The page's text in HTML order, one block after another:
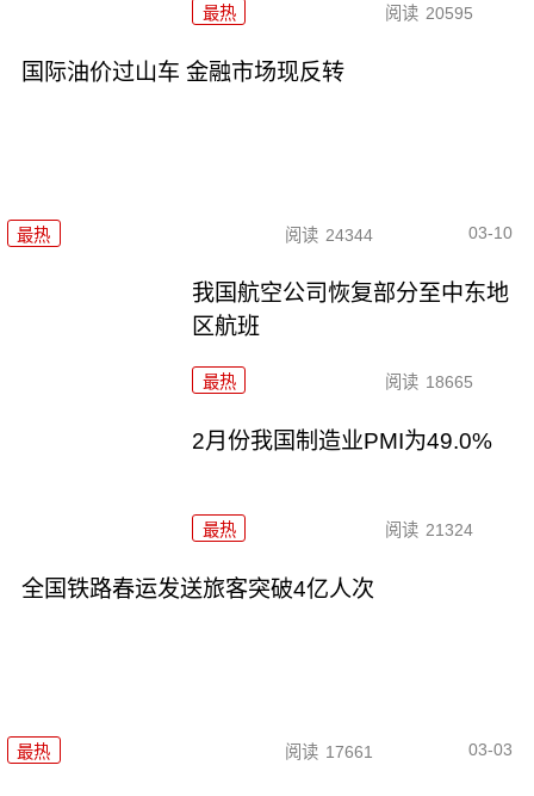
最热 阅读 20595
国际油价过山车 金融市场现反转
最热 阅读 24344 03-10
我国航空公司恢复部分至中东地
区航班
最热 阅读 18665
2月份我国制造业PMI为49.0%
最热 阅读 21324
全国铁路春运发送旅客突破4亿人次
最热 阅读 17661 03-03